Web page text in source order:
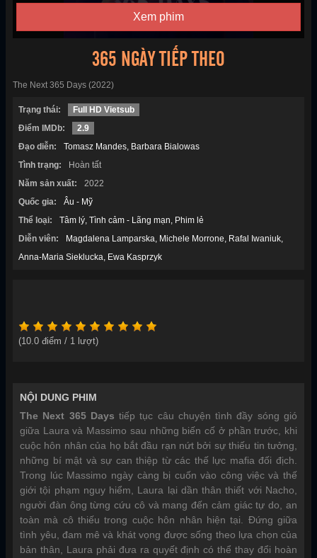
Xem phim
365 NGÀY TIẾP THEO
The Next 365 Days (2022)
Trạng thái:
Full HD Vietsub
Điểm IMDb:
2.9
Đạo diễn:
Tomasz Mandes Barbara Bialowas
Tình trạng:
Hoàn tất
Năm sản xuất:
2022
Quốc gia:
Âu - Mỹ
Thể loại:
Tâm lý Tình cảm - Lãng mạn
Phim lẻ
Diễn viên:
Magdalena Lamparska Michele Morrone
Rafal Iwaniuk
Anna-Maria Sieklucka Ewa Kasprzyk
(10.0 điểm / 1 lượt)
NỘI DUNG PHIM
The Next 365 Days tiếp tục câu chuyện tình đầy sóng gió
giữa Laura và Massimo sau những biến cố ở phần trước, khi
cuộc hôn nhân của họ bắt đầu rạn nứt bởi sự thiếu tin tưởng,
những bí mật và sự can thiệp từ các thế lực mafia đối địch.
Trong lúc Massimo ngày càng bị cuốn vào công việc và thế
giới tội phạm nguy hiểm, Laura lại dần thân thiết với Nacho,
người đàn ông từng cứu cô và mang đến cảm giác tự do, an
toàn mà cô thiếu trong cuộc hôn nhân hiện tại. Đứng giữa
tình yêu, đam mê và khát vọng được sống theo lựa chọn của
bản thân, Laura phải đưa ra quyết định có thể thay đổi hoàn